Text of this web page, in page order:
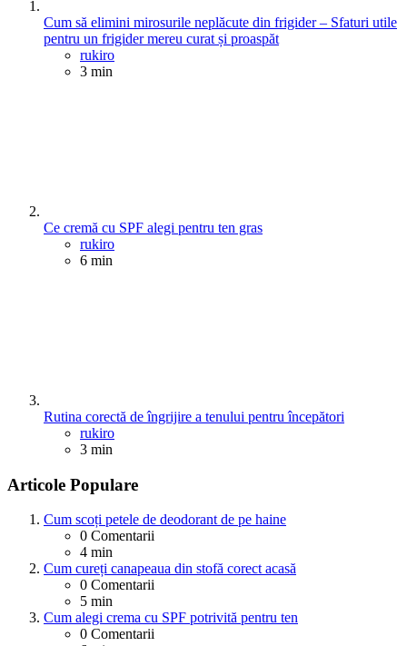
Cum să elimini mirosurile neplăcute din frigider – Sfaturi utile
pentru un frigider mereu curat și proaspăt
Posted
rukiro
3 min
Ce cremă cu SPF alegi pentru ten gras
Posted
rukiro
6 min
Rutina corectă de îngrijire a tenului pentru începători
Posted
rukiro
3 min
Articole Populare
Cum scoți petele de deodorant de pe haine
0 Comentarii
4 min
Cum cureți canapeaua din stofă corect acasă
0 Comentarii
5 min
Cum alegi crema cu SPF potrivită pentru ten
0 Comentarii